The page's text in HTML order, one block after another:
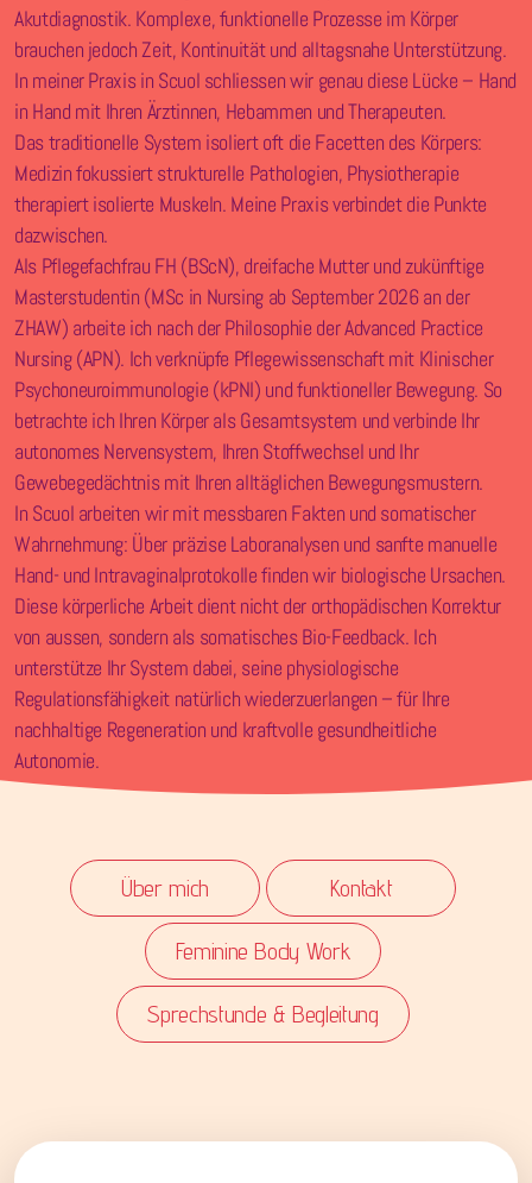
Akutdiagnostik. Komplexe, funktionelle Prozesse im Körper
brauchen jedoch Zeit, Kontinuität und alltagsnahe Unterstützung.
In meiner Praxis in Scuol schliessen wir genau diese Lücke – Hand
in Hand mit Ihren Ärztinnen, Hebammen und Therapeuten.
Das traditionelle System isoliert oft die Facetten des Körpers:
Medizin fokussiert strukturelle Pathologien, Physiotherapie
therapiert isolierte Muskeln. Meine Praxis verbindet die Punkte
dazwischen.
Als Pflegefachfrau FH (BScN), dreifache Mutter und zukünftige
Masterstudentin (MSc in Nursing ab September 2026 an der
ZHAW) arbeite ich nach der Philosophie der Advanced Practice
Nursing (APN). Ich verknüpfe Pflegewissenschaft mit Klinischer
Psychoneuroimmunologie (kPNI) und funktioneller Bewegung. So
betrachte ich Ihren Körper als Gesamtsystem und verbinde Ihr
autonomes Nervensystem, Ihren Stoffwechsel und Ihr
Gewebegedächtnis mit Ihren alltäglichen Bewegungsmustern.
In Scuol arbeiten wir mit messbaren Fakten und somatischer
Wahrnehmung: Über präzise Laboranalysen und sanfte manuelle
Hand- und Intravaginalprotokolle finden wir biologische Ursachen.
Diese körperliche Arbeit dient nicht der orthopädischen Korrektur
von aussen, sondern als somatisches Bio-Feedback. Ich
unterstütze Ihr System dabei, seine physiologische
Regulationsfähigkeit natürlich wiederzuerlangen – für Ihre
nachhaltige Regeneration und kraftvolle gesundheitliche
Autonomie.
Über mich Kontakt
Feminine Body Work
Sprechstunde & Begleitung